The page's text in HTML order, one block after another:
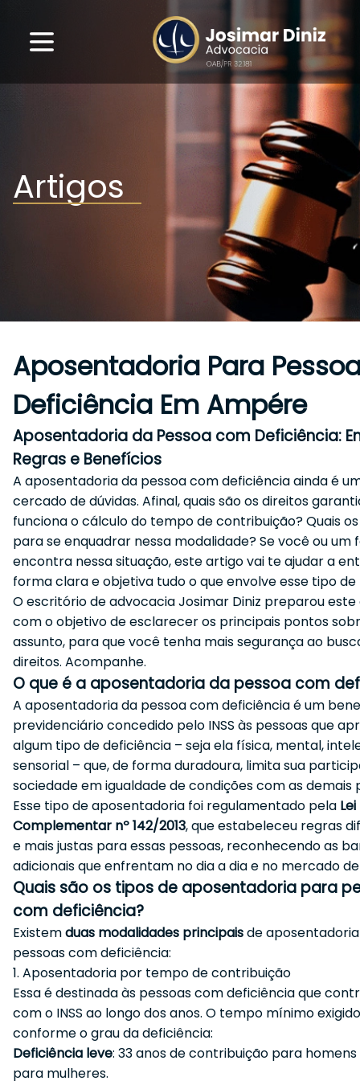
Artigos
Aposentadoria Para
Deficiência Em Ampére
Aposentadoria da Pessoa com Deficiência:
Regras e Benefícios
A aposentadoria da pessoa com deficiência ainda é
cercado de dúvidas. Afinal, quais são os direitos
funciona o cálculo do tempo de contribuição? Quais
para se enquadrar nessa modalidade? Se você ou um
encontra nessa situação, este artigo vai te ajudar a
forma clara e objetiva tudo o que envolve esse tipo
O escritório de advocacia Josimar Diniz preparou
com o objetivo de esclarecer os principais pontos
assunto, para que você tenha mais segurança ao
direitos. Acompanhe.
O que é a aposentadoria da pessoa com
A aposentadoria da pessoa com deficiência é um
previdenciário concedido pelo INSS às pessoas que
algum tipo de deficiência – seja ela física, mental,
sensorial – que, de forma duradoura, limita sua
sociedade em igualdade de condições com as demais
Esse tipo de aposentadoria foi regulamentado pela Lei
Complementar nº 142/2013, que estabeleceu regras
e mais justas para essas pessoas, reconhecendo as
adicionais que enfrentam no dia a dia e no mercado
Quais são os tipos de aposentadoria para
com deficiência?
Existemduas modalidades principaisde
pessoas com deficiência:
1. Aposentadoria por tempo de contribuição
Essa é destinada às pessoas com deficiência que
com o INSS ao longo dos anos. O tempo mínimo
conforme o grau da deficiência:
Deficiência leve: 33 anos de contribuição para homens
para mulheres.